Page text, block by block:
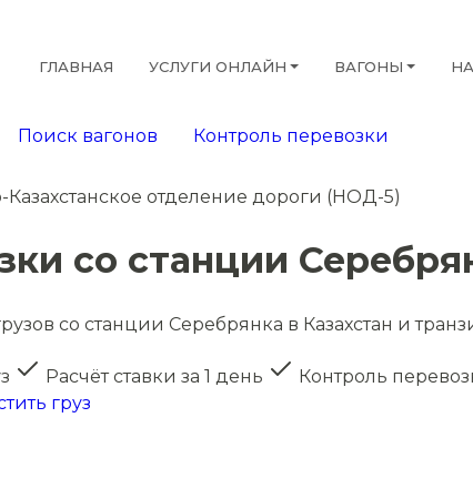
ГЛАВНАЯ УСЛУГИ ОНЛАЙН ВАГОНЫ
Поиск вагонов Контроль перевозки
Казахстанское отделение дороги (НОД-5)
со станции
со станции Серебрянка в Казахстан и
Расчёт ставки за 1 день
Контроль
груз